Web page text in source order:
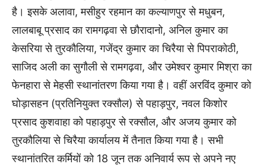
है। इसके अलावा, मसीहुर रहमान का कल्याणपुर से मधुबन,
लालबाबू प्रसाद का रामगढ़वा से छौरादानो, अनिल कुमार का
केसरिया से तुरकौलिया, गजेंद्र कुमार का चिरैया से पिपराकोठी,
साजिद अली का सुगौली से रामगढ़वा, और उमेश्वर कुमार मिश्रा का
फेनहारा से मेहसी स्थानांतरण किया गया है। वहीं अरविंद कुमार को
घोड़ासहन (प्रतिनियुक्त रक्सौल) से पहाड़पुर, नवल किशोर
प्रसाद कुशवाहा को पहाड़पुर से रक्सौल, और अजय कुमार को
तुरकौलिया से चिरैया कार्यालय में तैनात किया गया है। सभी
स्थानांतरित कर्मियों को 18 जून तक अनिवार्य रूप से अपने नए